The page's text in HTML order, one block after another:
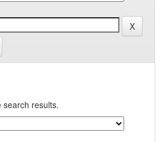
search results.